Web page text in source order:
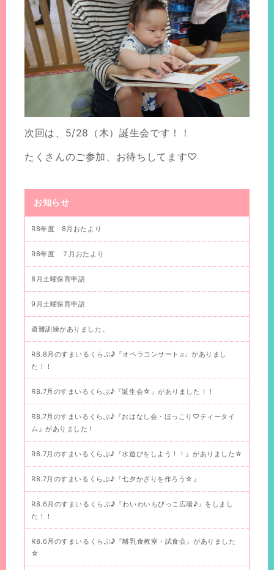
次回は、5/28（木）誕生会です！！
たくさんのご参加、お待ちしてます♡
お知らせ
R8年度 8月おたより
R8年度 ７月おたより
8月土曜保育申請
9月土曜保育申請
避難訓練がありました。
R8.8月のすまいるくらぶ♪『オペラコンサート♫』がありまし
た！！
R8.7月のすまいるくらぶ♪『誕生会☆』がありました！！
R8.7月のすまいるくらぶ♪『おはなし会・ほっこり♡ティータイ
ム』がありました！
R8.7月のすまいるくらぶ♪『水遊びをしよう！！』がありました☆
R8.7月のすまいるくらぶ♪『七夕かざりを作ろう☆』
R8.6月のすまいるくらぶ♪『わいわいちびっこ広場♪』をしまし
た！！
R8.6月のすまいるくらぶ♪『離乳食教室・試食会』がありました
☆